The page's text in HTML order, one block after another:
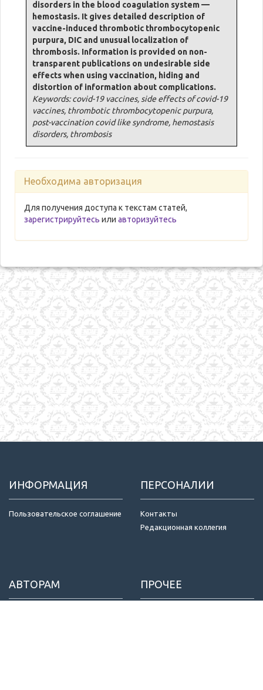
disorders in the blood coagulation system —
hemostasis. It gives detailed description of
vaccine-induced thrombotic thrombocytopenic
purpura, DIC and unusual localization of
thrombosis. Information is provided on non-
transparent publications on undesirable side
effects when using vaccination, hiding and
distortion of information about complications.
Keywords: covid-19 vaccines, side effects of covid-19
vaccines, thrombotic thrombocytopenic purpura,
post-vaccination covid like syndrome, hemostasis
disorders, thrombosis
Необходима авторизация
Для получения доступа к текстам статей,
зарегистрируйтесь или авторизуйтесь
ИНФОРМАЦИЯ
Пользовательское соглашение
ПЕРСОНАЛИИ
Контакты
Редакционная коллегия
АВТОРАМ ПРОЧЕЕ